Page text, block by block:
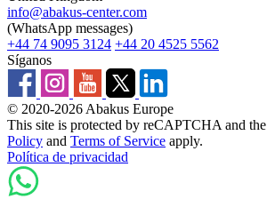
info@abakus-center.com
(WhatsApp messages)
+44 74 9095 3124 +44 20 4525 5562
Síganos
© 2020-2026 Abakus Europe
This site is protected by reCAPTCHA and the
Policy and Terms of Service apply.
Política de privacidad